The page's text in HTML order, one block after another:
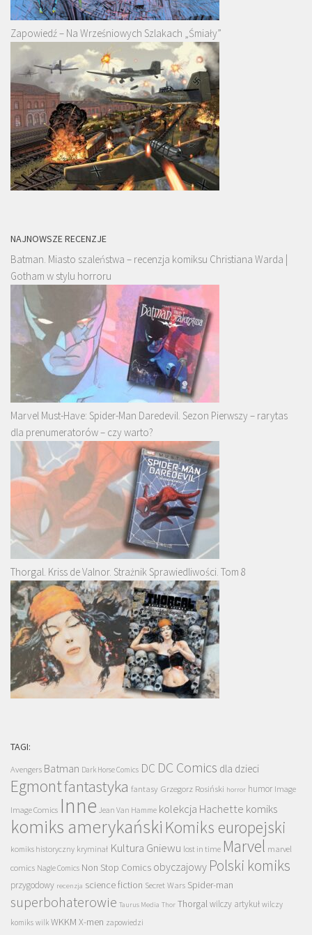
Zapowiedź – Na Wrześniowych Szlakach „Śmiały”
NAJNOWSZE RECENZJE
Batman. Miasto szaleństwa – recenzja komiksu Christiana Warda |
Gotham w stylu horroru
Marvel Must-Have: Spider-Man Daredevil. Sezon Pierwszy – rarytas
dla prenumeratorów – czy warto?
Thorgal. Kriss de Valnor. Strażnik Sprawiedliwości. Tom 8
TAGI:
Avengers Batman Dark Horse Comics DC DC Comics dla dzieci
Egmontfantastyka fantasy Grzegorz Rosiński horror humor Image
Image Comics Inne Jean Van Hamme kolekcja Hachette komiks
komiks amerykański Komiks europejski
komiks historyczny kryminał Kultura Gniewu lost in time Marvel marvel
comics Nagle Comics Non Stop Comics obyczajowy Polski komiks
przygodowy recenzja science fiction Secret Wars Spider-man
superbohaterowie Taurus Media Thor Thorgalwilczy artykuł wilczy
komiks wilk WKKM X-men zapowiedzi